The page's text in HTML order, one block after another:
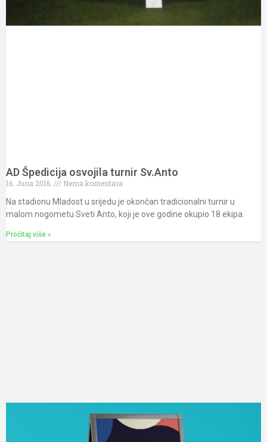
AD Špedicija osvojila turnir Sv.Anto
16. Juna 2016.
Nema komentara
Na stadionu Mladost u srijedu je okončan tradicionalni turnir u
malom nogometu Sveti Anto, koji je ove godine okupio 18 ekipa.
Pročitaj više »